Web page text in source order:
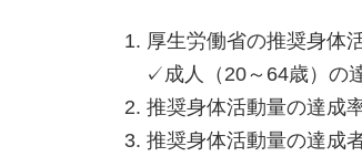
1. 厚生労働省の推奨身体
✓成人（20～64歳）の
2. 推奨身体活動量の達成
3. 推奨身体活動量の達成